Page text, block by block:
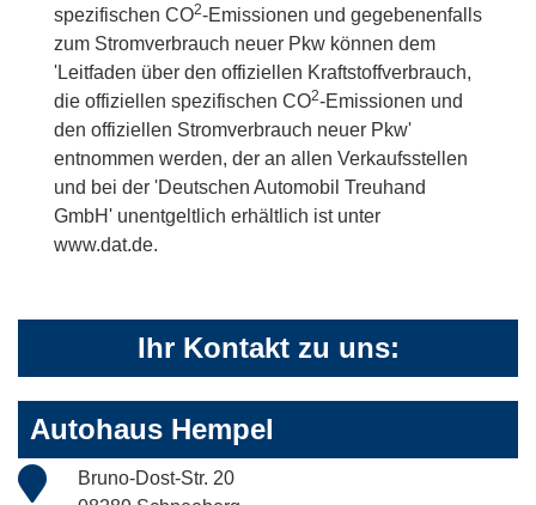
spezifischen CO2-Emissionen und gegebenenfalls
zum Stromverbrauch neuer Pkw können dem
'Leitfaden über den offiziellen Kraftstoffverbrauch,
die offiziellen spezifischen CO2-Emissionen und
den offiziellen Stromverbrauch neuer Pkw'
entnommen werden, der an allen Verkaufsstellen
und bei der 'Deutschen Automobil Treuhand
GmbH' unentgeltlich erhältlich ist unter
www.dat.de.
Ihr Kontakt zu uns:
Autohaus Hempel
Bruno-Dost-Str. 20